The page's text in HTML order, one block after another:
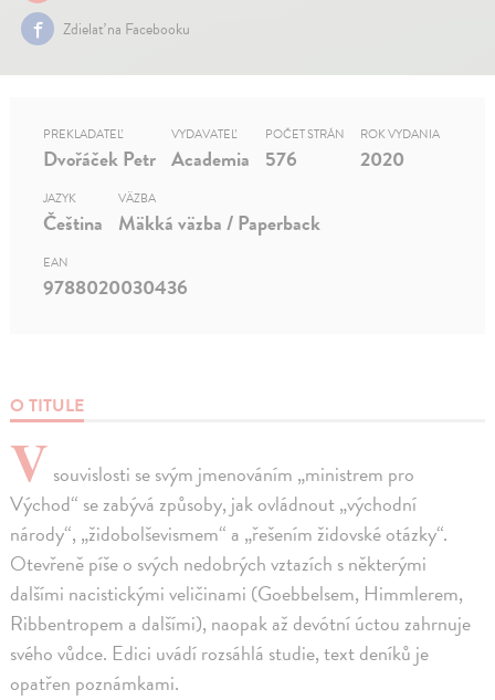
Zdielať na Facebooku
O TITULE
V souvislosti se svým jmenováním „ministrem pro
Východ“ se zabývá způsoby, jak ovládnout „východní
národy“, „židobolševismem“ a „řešením židovské otázky“.
Otevřeně píše o svých nedobrých vztazích s některými
dalšími nacistickými veličinami (Goebbelsem, Himmlerem,
Ribbentropem a dalšími), naopak až devótní úctou zahrnuje
svého vůdce. Edici uvádí rozsáhlá studie, text deníků je
opatřen poznámkami.
PREKLADATEĽ
Dvořáček Petr
VYDAVATEĽ
Academia
POČET STRÁN
576
ROK VYDANIA
2020
JAZYK
Čeština
VÄZBA
Mäkká väzba / Paperback
EAN
9788020030436